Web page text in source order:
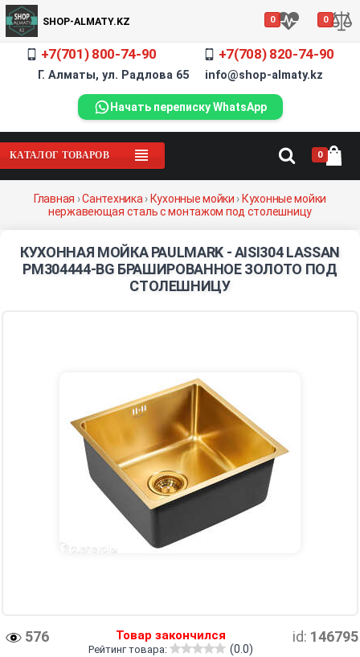
SHOP-ALMATY.KZ 0 0
+7(701) 800-74-90 +7(708) 820-74-90
Г. Алматы, ул. Радлова 65 info@shop-almaty.kz
Начать переписку WhatsApp
КАТАЛОГ ТОВАРОВ 0
Главная ›Сантехника ›Кухонные мойки ›Кухонные мойки
нержавеющая сталь с монтажом под столешницу
КУХОННАЯ МОЙКА PAULMARK - AISI304 LASSAN
PM304444-BG БРАШИРОВАННОЕ ЗОЛОТО ПОД
СТОЛЕШНИЦУ
576 id: 146795
Товар закончился
Рейтинг товара: (0.0)